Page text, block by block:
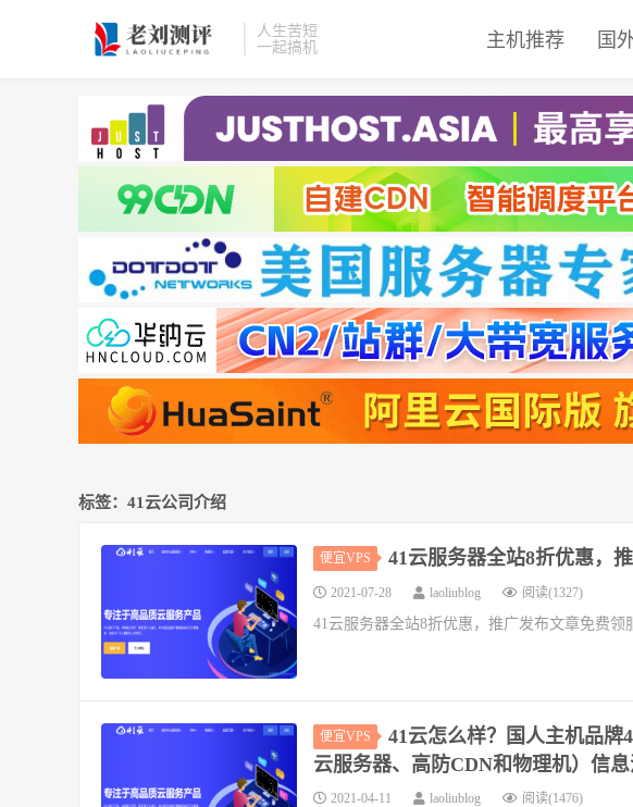
人生苦短
一起搞机
主机推荐 国
标签：41云公司介绍
便宜VPS 41云服务器全站8折优惠，
2021-07-28 laoliublog 阅读(1327)
41云服务器全站8折优惠，推广发布文章免费领
便宜VPS
41云怎么样？国人主机品牌
云服务器、高防CDN和物理机）信
2021-04-11 laoliublog 阅读(1476)